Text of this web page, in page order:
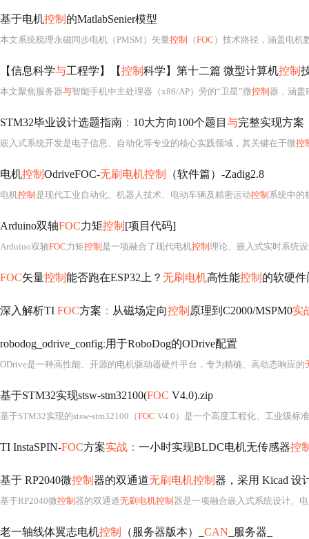
基于电机控制 的MatlabSenier模型
本文系统梳理永磁同步电机（PMSM）矢量控制 （FOC ）技术路径，涵盖电机数学模
【信息科学与工程学】【控制 科学】第十二篇 微型计算机控制
本文聚焦服务器与智能手机中主处理器（x86/AP）旁的“卫星”微控制 器，涵盖
STM32毕业设计选题指南 ： 10大方向100个题目 与完整实现方案
嵌入式系统开发是电子信息、自动化等专业的核心实践领域，其关键在于微控
电机控制 OdriveFOC-无刷电机控制 （软件篇）-Zadig2.8
电机控制 是现代工业自动化、机器人技术、电动车辆及精密运动控制 系统中的核心环节，而无
Arduino双轴FOC力矩控制 [项目代码]
Arduino双轴FOC力矩控制 是一项融合了现代电机控制 理论、嵌入式实时系统
FOC矢量控制 能否跑在ESP32上？ 无刷电机高性能控制 的软硬
深入解析TI FOC方案 ： 从磁场定向控制 原理到C2000/MSPM0实
robodog_odrive_config:用于RoboDog的ODrive配置
ODrive是一种高性能、开源的电机驱动器硬件平台，专为精确、高动态响应的
基于STM32实现stsw-stm32100(FOC V4.0).zip
基于STM32实现的stsw-stm32100（FOC V4.0）是一个高度工程化、工业级标
TI InstaSPIN-FOC方案实战： 一小时实现BLDC电机无传感器控
基于 RP2040微控制 器的双通道无刷电机控制 器，采用 Kicad 设
基于RP2040微控制 器的双通道无刷电机控制 器是一项融合嵌入式系统设计、
老一轴线体翼志电机控制 （服务器版本）_ CAN _服务器_